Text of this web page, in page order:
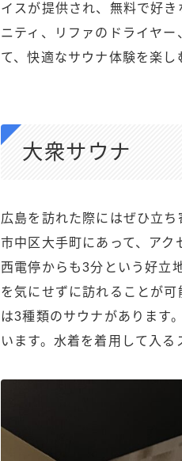
イスが提供され、無料で好
ニティ、リファのドライヤ
て、快適なサウナ体験を楽し
大衆サウナ
広島を訪れた際にはぜひ立
市中区大手町にあって、ア
西電停からも3分という好立
を気にせずに訪れることが
は3種類のサウナがあります
います。水着を着用して入る